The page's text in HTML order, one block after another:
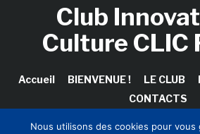
Club
Culture CLIC
Accueil BIENVENUE ! LE CLUB
CONTACTS
Nous utilisons des cookies pour vous